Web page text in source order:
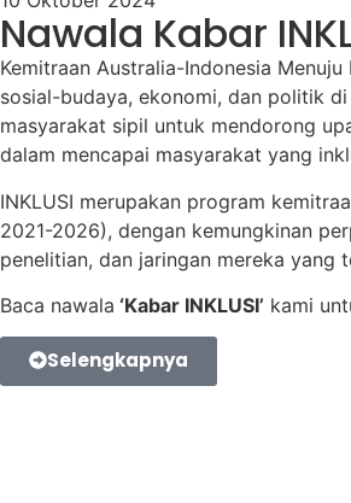
Nawala Kabar
Kemitraan Australia-Indonesia
sosial-budaya, ekonomi, dan politik
masyarakat sipil untuk mendorong
dalam mencapai masyarakat yang
INKLUSI merupakan program
2021-2026), dengan kemungkinan
penelitian, dan jaringan mereka yang
Baca nawala ‘Kabar INKLUSI’ kami
Selengkapnya